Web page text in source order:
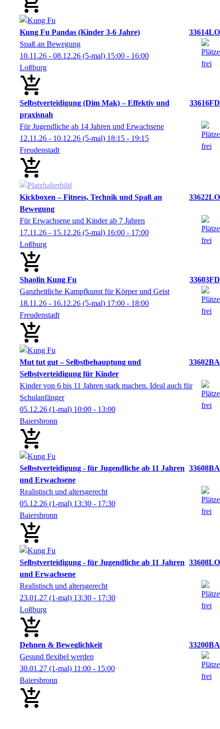
Kung Fu Pandas (Kinder 3-6 Jahre)
33614LO
Spaß an Bewegung
10.11.26 - 08.12.26 (5-mal) 15:00 - 16:00
Loßburg
Selbstverteidigung (Dim Mak) – Effektiv und
praxisnah
33616FD
Für Jugendliche ab 14 Jahren und Erwachsene
12.11.26 - 10.12.26 (5-mal) 18:15 - 19:15
Freudenstadt
Kickboxen – Fitness, Technik und Spaß an
Bewegung
33622LO
Für Erwachsene und Kinder ab 7 Jahren
17.11.26 - 15.12.26 (5-mal) 16:00 - 17:00
Loßburg
Shaolin Kung Fu
33603FD
Ganzheitliche Kampfkunst für Körper und Geist
18.11.26 - 16.12.26 (5-mal) 17:00 - 18:00
Freudenstadt
Mut tut gut – Selbstbehauptung und
Selbstverteidigung für Kinder
33602BA
Kinder von 6 bis 11 Jahren stark machen. Ideal auch für
Schulanfänger
05.12.26 (1-mal) 10:00 - 13:00
Baiersbronn
Selbstverteidigung - für Jugendliche ab 11 Jahren
und Erwachsene
33608BA
Realistisch und altersgerecht
05.12.26 (1-mal) 13:30 - 17:30
Baiersbronn
Selbstverteidigung - für Jugendliche ab 11 Jahren
und Erwachsene
33608LO
Realistisch und altersgerecht
23.01.27 (1-mal) 13:30 - 17:30
Loßburg
Dehnen & Beweglichkeit
33200BA
Gesund flexibel werden
30.01.27 (1-mal) 11:00 - 15:00
Baiersbronn